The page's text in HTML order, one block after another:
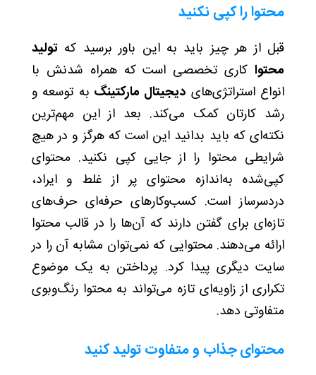
محتوا را کپی نکنید
قبل از هر چیز باید به این باور برسید که تولید
محتوا کاری تخصصی است که همراه شدنش با
انواع استراتژی‌های دیجیتال مارکتینگ به توسعه و
رشد کارتان کمک می‌کند. بعد از این مهم‌ترین
نکته‌ای که باید بدانید این است که هرگز و در هیچ
شرایطی محتوا را از جایی کپی نکنید. محتوای
کپی‌شده به‌اندازه‌ محتوای پر از غلط و ایراد،
دردسرساز است. کسب‌وکارهای حرفه‌ای حرف‌های
تازه‌ای برای گفتن دارند که آن‌ها را در قالب محتوا
ارائه می‌دهند. محتوایی که نمی‌توان مشابه آن را در
سایت دیگری پیدا کرد. پرداختن به یک موضوع
تکراری از زاویه‌ای تازه می‌تواند به محتوا رنگ‌وبوی
متفاوتی دهد.
محتوای جذاب و متفاوت تولید کنید